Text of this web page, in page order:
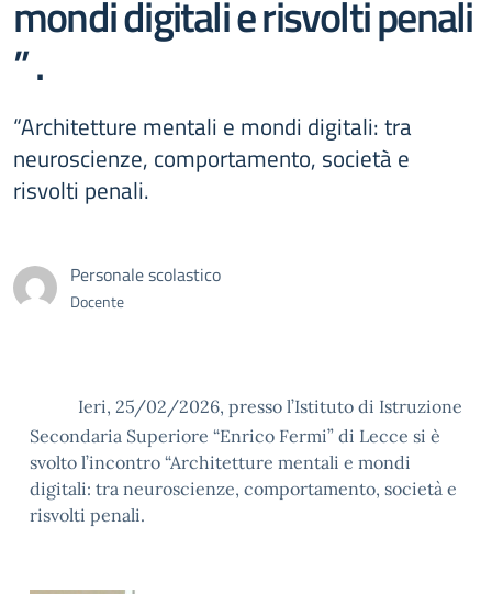
mondi digitali e risvolti penali
” .
“Architetture mentali e mondi digitali: tra
neuroscienze, comportamento, società e
risvolti penali.
Personale scolastico
Docente
Ieri, 25/02/2026, presso l’Istituto di Istruzione
Secondaria Superiore “Enrico Fermi” di Lecce si è
svolto l’incontro “Architetture mentali e mondi
digitali: tra neuroscienze, comportamento, società e
risvolti penali.